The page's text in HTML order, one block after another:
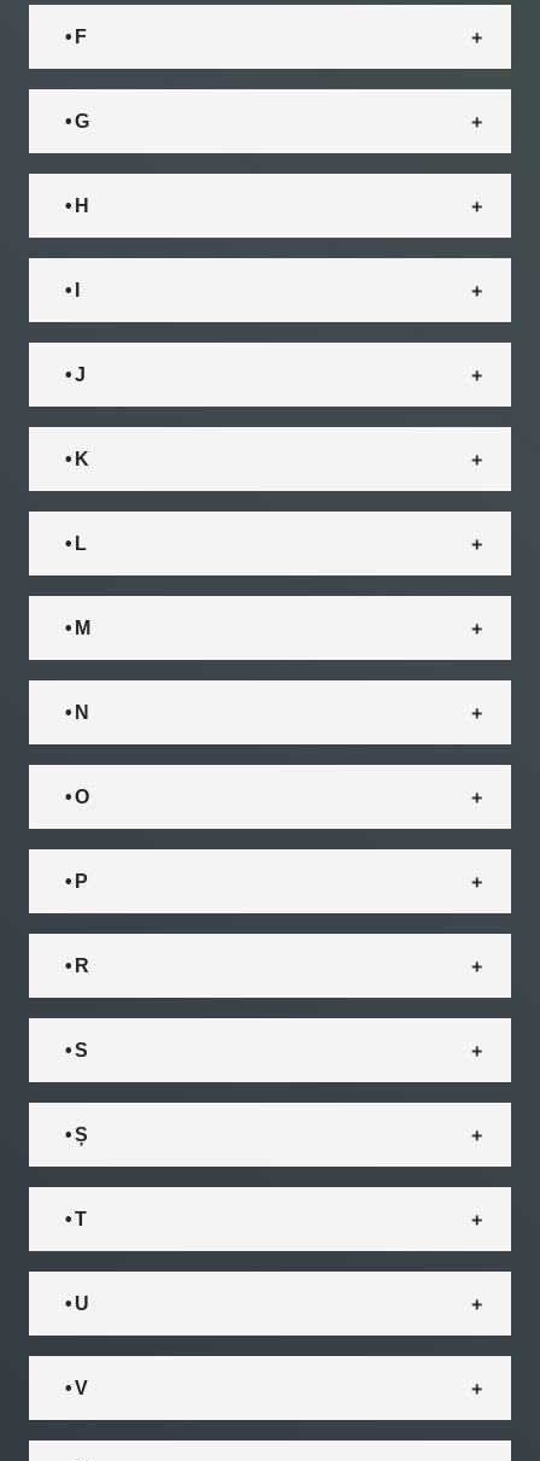
• F
• G
• H
• I
• J
• K
• L
• M
• N
• O
• P
• R
• S
• Ș
• T
• U
• V